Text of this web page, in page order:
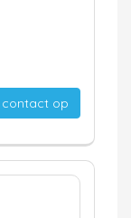
contact op